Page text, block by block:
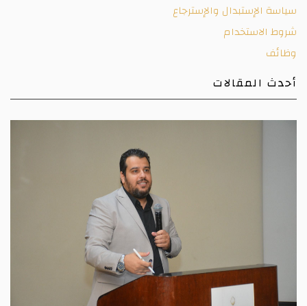
سياسة الإستبدال والإسترجاع
شروط الاستخدام
وظائف
أحدث المقالات